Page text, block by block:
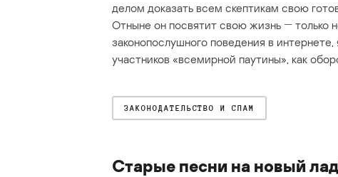
делом доказать всем скептикам свою
Отныне он посвятит свою жизнь ― только
законопослушного поведения в
участников «всемирной паутины», как
ЗАКОНОДАТЕЛЬСТВО И СПАМ
Старые песни на новый